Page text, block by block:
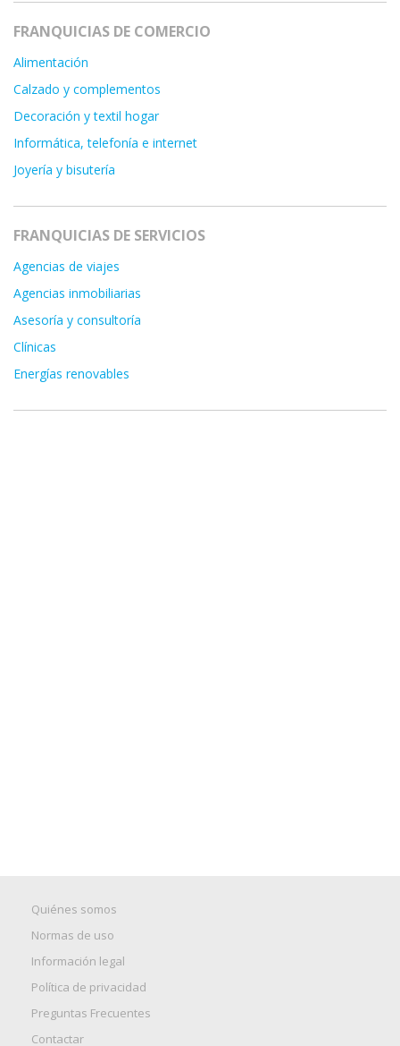
FRANQUICIAS DE COMERCIO
Alimentación
Calzado y complementos
Decoración y textil hogar
Informática, telefonía e internet
Joyería y bisutería
FRANQUICIAS DE SERVICIOS
Agencias de viajes
Agencias inmobiliarias
Asesoría y consultoría
Clínicas
Energías renovables
Quiénes somos
Normas de uso
Información legal
Política de privacidad
Preguntas Frecuentes
Contactar